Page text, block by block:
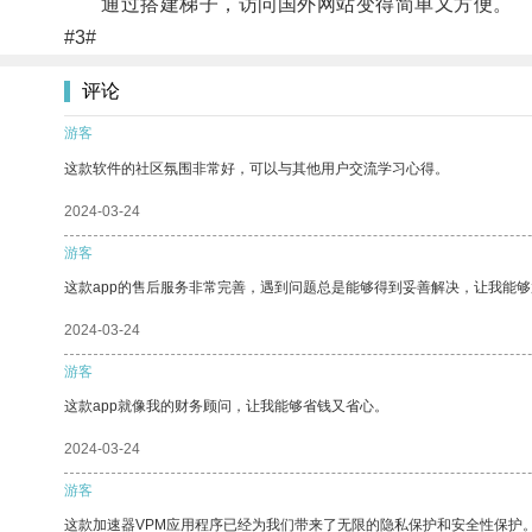
通过搭建梯子，访问国外网站变得简单又方便。
#3#
评论
游客
这款软件的社区氛围非常好，可以与其他用户交流学习心得。
2024-03-24
游客
这款app的售后服务非常完善，遇到问题总是能够得到妥善解决，让我能够
2024-03-24
游客
这款app就像我的财务顾问，让我能够省钱又省心。
2024-03-24
游客
这款加速器VPM应用程序已经为我们带来了无限的隐私保护和安全性保护。